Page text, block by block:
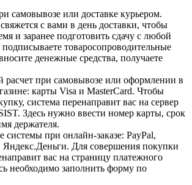
самовывозе или доставке курьером.
с вами в день доставки, чтобы
и заранее подготовить сдачу с любой
товаросопроводительные
денежные средства, получаете
расчет при самовывозе или оформлении в
карты Visa и MasterCard. Чтобы
система перенаправит вас на сервер
Здесь нужно ввести номер карты, срок
держателя.
системы при онлайн-заказе: PayPal,
Яндекс.Деньги. Для совершения покупки
вас на страницу платежного
необходимо заполнить форму по